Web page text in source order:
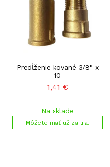
Predĺženie kované 3/8" x
10
1,41 €
Na sklade
Môžete mať už zajtra.